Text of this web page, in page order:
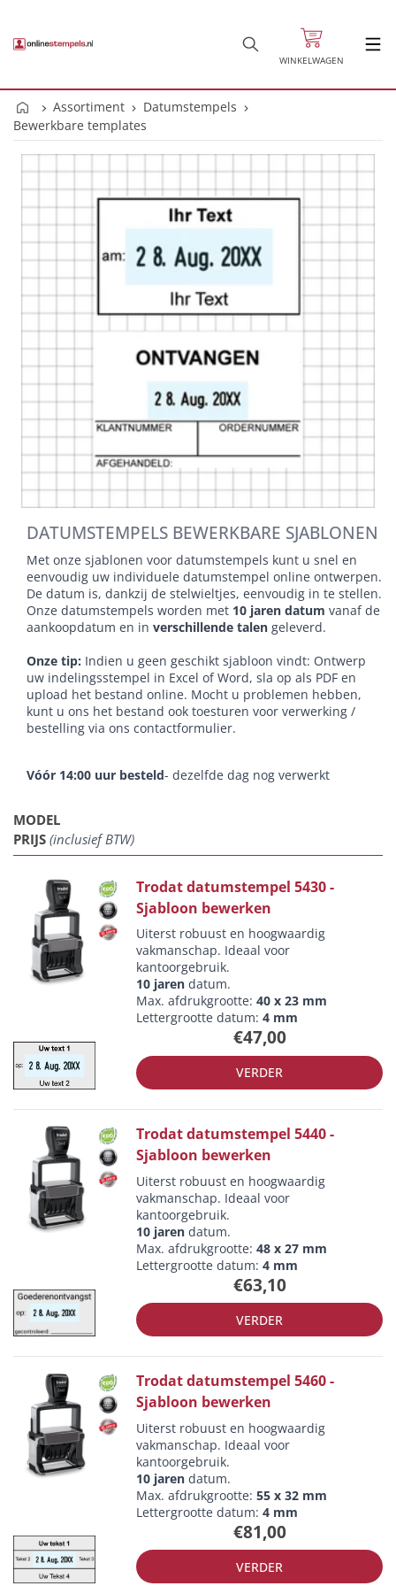
WINKELWAGEN
Assortiment
Datumstempels
Bewerkbare templates
DATUMSTEMPELS BEWERKBARE SJABLONEN
Met onze sjablonen voor datumstempels kunt u snel en
eenvoudig uw individuele datumstempel online ontwerpen.
De datum is, dankzij de stelwieltjes, eenvoudig in te stellen.
Onze datumstempels worden met 10 jaren datum vanaf de
aankoopdatum en in verschillende talen geleverd.
Onze tip: Indien u geen geschikt sjabloon vindt: Ontwerp
uw indelingsstempel in Excel of Word, sla op als PDF en
upload het bestand online. Mocht u problemen hebben,
kunt u ons het bestand ook toesturen voor verwerking /
bestelling via ons contactformulier.
Vóór 14:00 uur besteld- dezelfde dag nog verwerkt
MODEL
PRIJS (inclusief BTW)
Trodat datumstempel 5430 -
Sjabloon bewerken
Uiterst robuust en hoogwaardig
vakmanschap. Ideaal voor
kantoorgebruik.
10 jaren datum.
Max. afdrukgrootte:40 x 23 mm
Lettergrootte datum:4 mm
€47,00
VERDER
Trodat datumstempel 5440 -
Sjabloon bewerken
Uiterst robuust en hoogwaardig
vakmanschap. Ideaal voor
kantoorgebruik.
10 jaren datum.
Max. afdrukgrootte:48 x 27 mm
Lettergrootte datum:4 mm
€63,10
VERDER
Trodat datumstempel 5460 -
Sjabloon bewerken
Uiterst robuust en hoogwaardig
vakmanschap. Ideaal voor
kantoorgebruik.
10 jaren datum.
Max. afdrukgrootte:55 x 32 mm
Lettergrootte datum:4 mm
€81,00
VERDER